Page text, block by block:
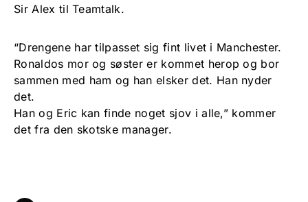
Sir Alex til Teamtalk.
“Drengene har tilpasset sig fint livet i Manchester.
Ronaldos mor og søster er kommet herop og bor
sammen med ham og han elsker det. Han nyder
det.
Han og Eric kan finde noget sjov i alle,” kommer
det fra den skotske manager.